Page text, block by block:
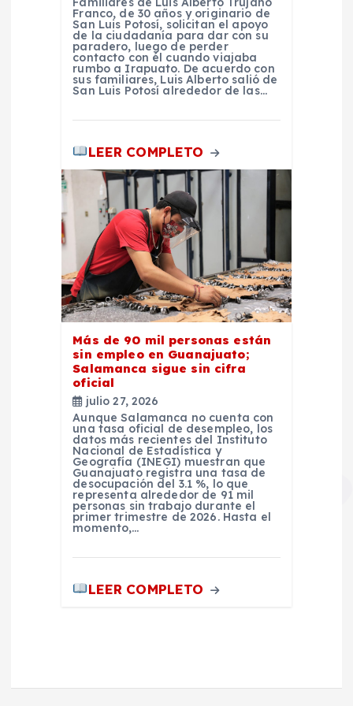
Franco, de 30 años y originario de
San Luis Potosí, solicitan el apoyo
de la ciudadanía para dar con su
paradero, luego de perder
contacto con él cuando viajaba
rumbo a Irapuato. De acuerdo con
sus familiares, Luis Alberto salió de
San Luis Potosí alrededor de las…
LEER COMPLETO
Más de 90 mil personas están
sin empleo en Guanajuato;
Salamanca sigue sin cifra
oficial
julio 27, 2026
Aunque Salamanca no cuenta con
una tasa oficial de desempleo, los
datos más recientes del Instituto
Nacional de Estadística y
Geografía (INEGI) muestran que
Guanajuato registra una tasa de
desocupación del 3.1 %, lo que
representa alrededor de 91 mil
personas sin trabajo durante el
primer trimestre de 2026. Hasta el
momento,…
LEER COMPLETO